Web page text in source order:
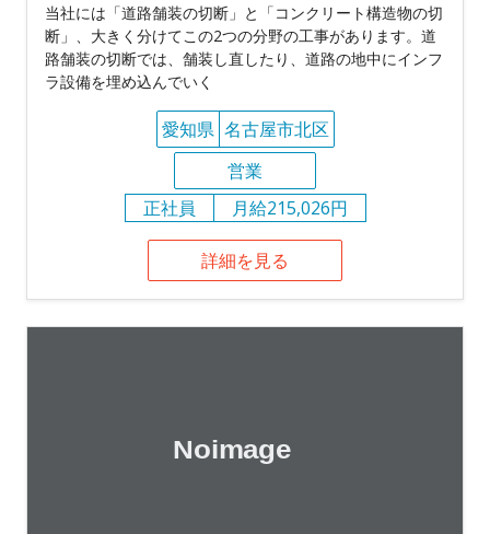
当社には「道路舗装の切断」と「コンクリート構造物の切
断」、大きく分けてこの2つの分野の工事があります。道
路舗装の切断では、舗装し直したり、道路の地中にインフ
ラ設備を埋め込んでいく
愛知県 名古屋市北区
営業
正社員
月給215,026円
詳細を見る